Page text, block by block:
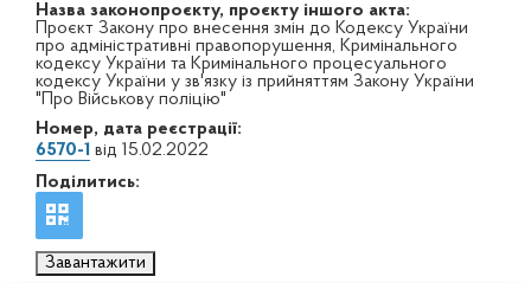
Назва законопроєкту, проєкту іншого акта:
Проєкт Закону про внесення змін до Кодексу України
про адміністративні правопорушення, Кримінального
кодексу України та Кримінального процесуального
кодексу України у зв'язку із прийняттям Закону України
"Про Військову поліцію"
Номер, дата реєстрації:
6570-1 від 15.02.2022
Поділитись:
Завантажити